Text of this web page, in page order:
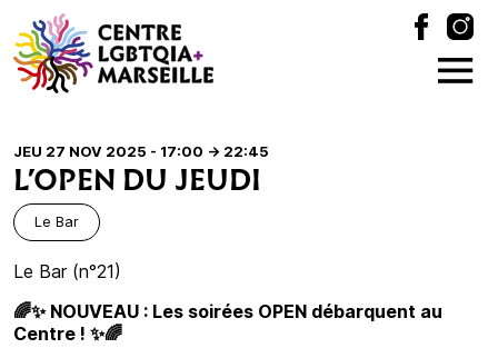
JEU 27 NOV 2025 - 17:00 -> 22:45
L’OPEN DU JEUDI
Le Bar
Le Bar (n°21)
🌈✨ NOUVEAU : Les soirées OPEN débarquent au
Centre ! ✨🌈